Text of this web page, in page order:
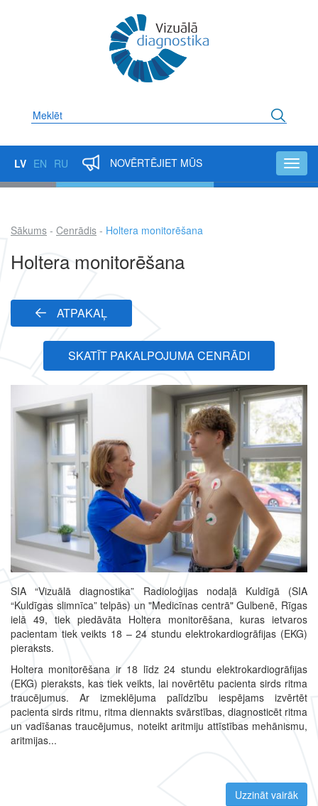
Meklēt
LV EN RU NOVĒRTĒJIET MŪS
Atpakaļceļš
Sākums Cenrādis Holtera monitorēšana
Holtera monitorēšana
ATPAKAĻ
SKATĪT PAKALPOJUMA CENRĀDI
SIA “Vizuālā diagnostika” Radioloģijas nodaļā Kuldīgā (SIA
“Kuldīgas slimnīca” telpās) un "Medicīnas centrā" Gulbenē, Rīgas
ielā 49, tiek piedāvāta Holtera monitorēšana, kuras ietvaros
pacientam tiek veikts 18 – 24 stundu elektrokardiogrāfijas (EKG)
pieraksts.
Holtera monitorēšana ir 18 līdz 24 stundu elektrokardiogrāfijas
(EKG) pieraksts, kas tiek veikts, lai novērtētu pacienta sirds ritma
traucējumus. Ar izmeklējuma palīdzību iespējams izvērtēt
pacienta sirds ritmu, ritma diennakts svārstības, diagnosticēt ritma
un vadīšanas traucējumus, noteikt aritmiju attīstības mehānismu,
aritmijas...
Uzzināt vairāk